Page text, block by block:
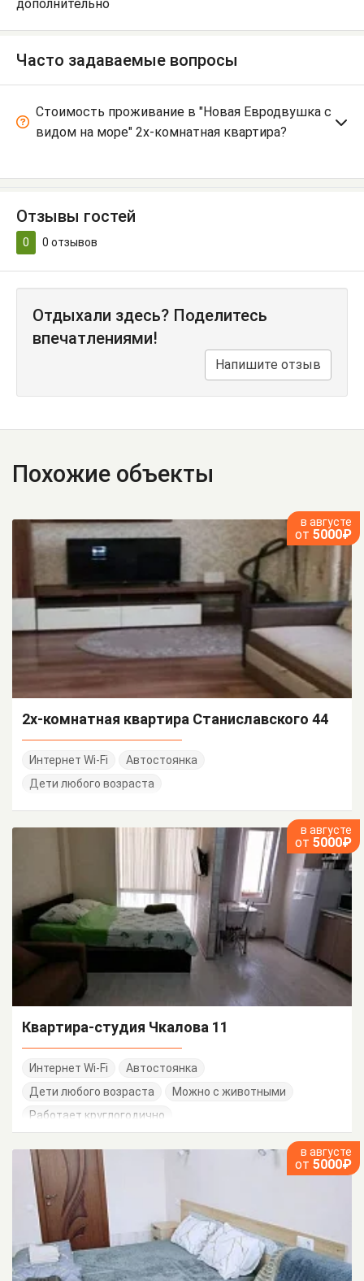
дополнительно
Часто задаваемые вопросы
Стоимость проживание в "Новая Евродвушка с
видом на море" 2х-комнатная квартира?
Отзывы гостей
0 0 отзывов
Отдыхали здесь? Поделитесь
впечатлениями!
Напишите отзыв
Похожие объекты
в августе
от 5000₽
2х-комнатная квартира Станиславского 44
Интернет Wi-Fi
Автостоянка
Дети любого возраста
в августе
от 5000₽
Квартира-студия Чкалова 11
Интернет Wi-Fi
Автостоянка
Дети любого возраста
Можно с животными
Работает круглогодично
в августе
от 5000₽